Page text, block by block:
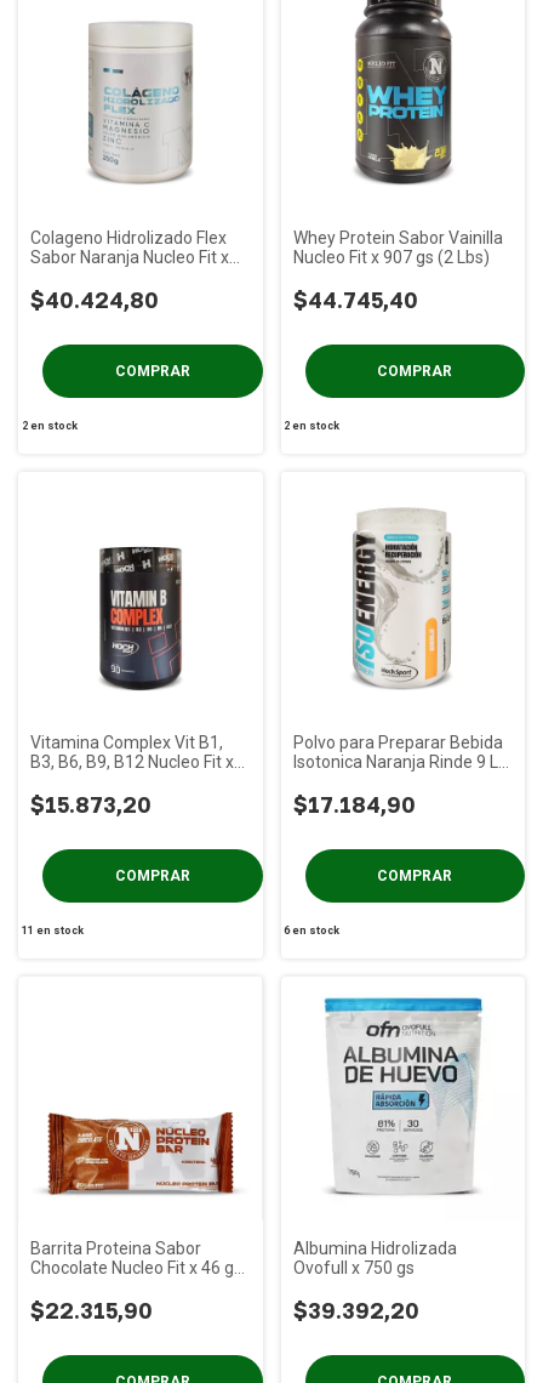
Colageno Hidrolizado Flex
Sabor Naranja Nucleo Fit x
$40.424,80
2en stock
Whey Protein Sabor Vainilla
Nucleo Fit x 907 gs (2 Lbs)
$44.745,40
2 en stock
Vitamina Complex Vit B1,
B3, B6, B9, B12 Nucleo Fit x
$15.873,20
11 en stock
Polvo para Preparar Bebida
Isotonica Naranja Rinde 9 Lt
$17.184,90
6en stock
Barrita Proteina Sabor
Chocolate Nucleo Fit x 46 gs
$22.315,90
Albumina Hidrolizada
Ovofull x 750 gs
$39.392,20